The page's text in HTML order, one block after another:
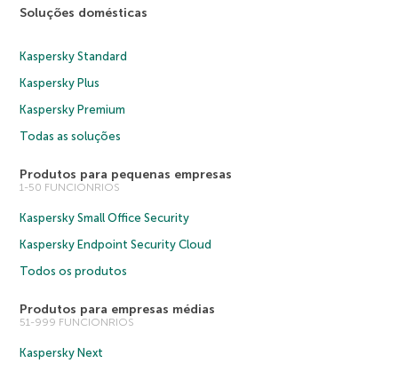
Soluções domésticas
Kaspersky Standard
Kaspersky Plus
Kaspersky Premium
Todas as soluções
Produtos para pequenas empresas
1-50 FUNCIONRIOS
Kaspersky Small Office Security
Kaspersky Endpoint Security Cloud
Todos os produtos
Produtos para empresas médias
51-999 FUNCIONRIOS
Kaspersky Next